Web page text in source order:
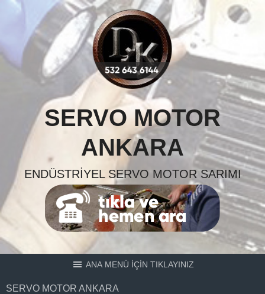
Skip
content
SERVO MOTOR
ANKARA
ENDÜSTRIYEL SERVO MOTOR SARIMI
ANA MENÜ İÇİN TIKLAYINIZ
SERVO MOTOR ANKARA